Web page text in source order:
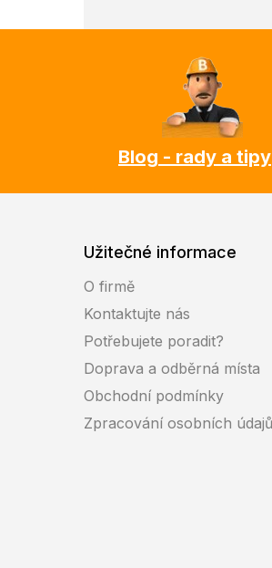
Blog - rady a tipy
Užitečné informace
O firmě
Kontaktujte nás
Potřebujete poradit?
Doprava a odběrná místa
Obchodní podmínky
Zpracování osobních údajů